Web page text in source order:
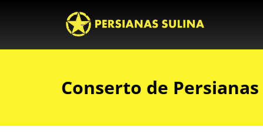
Conserto de